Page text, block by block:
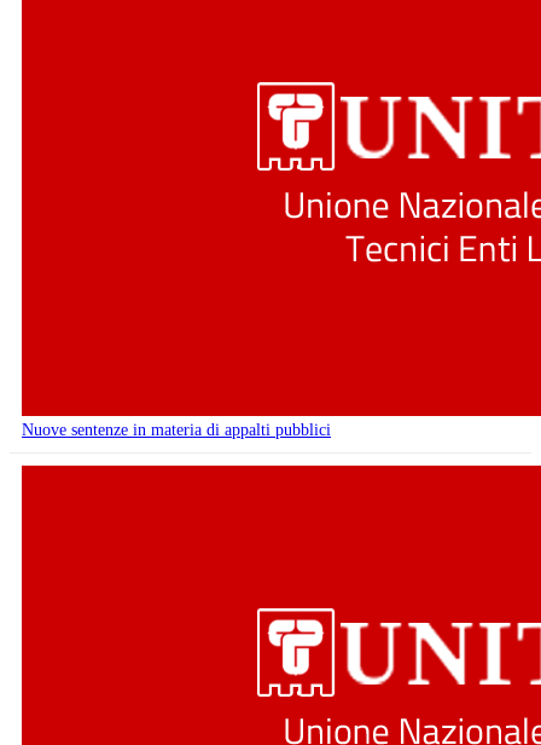
Nuove sentenze in materia di appalti pubblici